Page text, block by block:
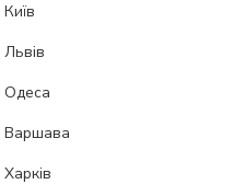
Київ
Львів
Одеса
Варшава
Харків